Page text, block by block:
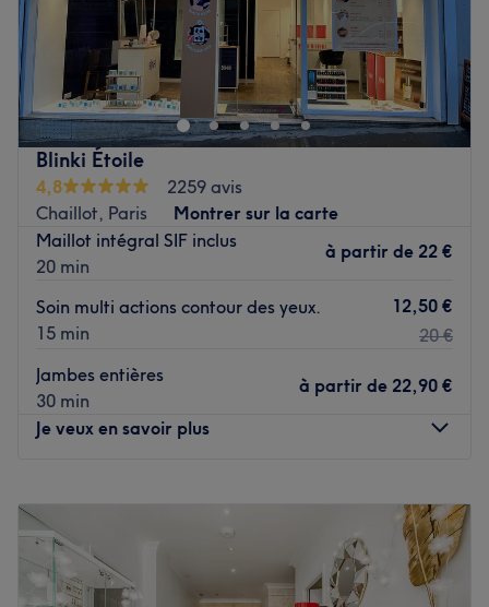
Bienvenue dans un superbe barber du nom de Barbe, au
cœur du 16ème arrondissement de Paris !
Transport public le plus proche :A quelques pas du
métro Boissière.
L’équipe :Des pro de la barbe et de la coiffure pour
hommes vous attendent chaleureusement et vous
proposent des prestations au top !
Nos coups de cœur :
L’atmosphère :
moderne et à l'ambiance chaleureuse
La spécialité de l’établissement :
Le petit plus :Une ambiance cosy et musicale au top !
Blinki Étoile
4,8
2259 avis
Chaillot, Paris
Montrer sur la carte
Maillot intégral SIF inclus
20 min
à partir de 22 €
Soin multi actions contour des yeux.
15 min
12,50 €
20 €
Jambes entières
30 min
à partir de 22,90 €
Je veux en savoir plus
19:00
Mercredi
09:00
19:00
Jeudi
09:00
19:00
Vendredi
09:00
19:00